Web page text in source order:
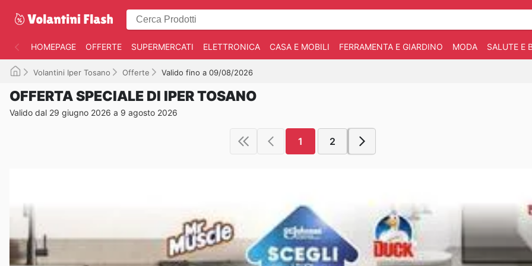
HOMEPAGE OFFERTE SUPERMERCATI ELETTRONICA CASA E MOBILI FERRAMENTA E GIARDINO MODA SALUTE E
Volantini Iper Tosano Offerte Valido fino a 09/08/2026
OFFERTA SPECIALE DI IPER TOSANO
Valido dal 29 giugno 2026 a 9 agosto 2026
1 2